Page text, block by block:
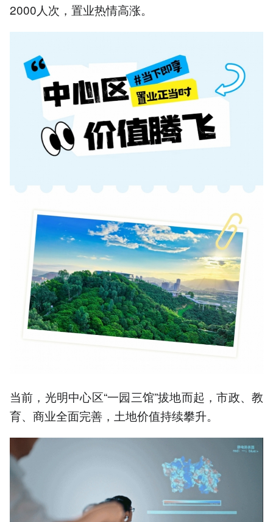
2000人次，置业热情高涨。
当前，光明中心区“一园三馆”拔地而起，市政、教
育、商业全面完善，土地价值持续攀升。